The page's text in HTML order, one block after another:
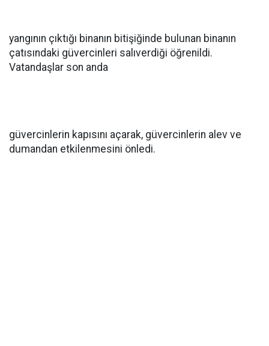
yangının çıktığı binanın bitişiğinde bulunan binanın
çatısındaki güvercinleri salıverdiği öğrenildi.
Vatandaşlar son anda
güvercinlerin kapısını açarak, güvercinlerin alev ve
dumandan etkilenmesini önledi.